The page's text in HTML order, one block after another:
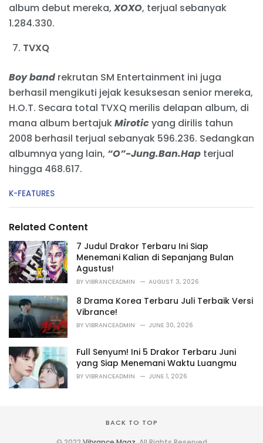
album debut mereka, XOXO, terjual sebanyak
1.284.330.
TVXQ
Boy band rekrutan SM Entertainment ini juga
berhasil mengikuti jejak kesuksesan senior mereka,
H.O.T. Secara total TVXQ merilis delapan album, di
mana album bertajukMiroticyang dirilis tahun
2008 berhasil terjual sebanyak 596.236. Sedangkan
albumnya yang lain, “O”-Jung.Ban.Hap terjual
hingga 468.617.
C
e
o
r
i
e
:
K-FEATURES
Related Content
7 Judul Drakor Terbaru Ini Siap
Menemani Kalian di Sepanjang Bulan
Agustus!
BY VIBRANCEADMIN AUGUST 3, 2026
8 Drama Korea Terbaru Juli Terbaik Versi
Vibrance!
BY VIBRANCEADMIN JUNE 30, 2026
Full Senyum! Ini 5 Drakor Terbaru Juni
yang Siap Menemani Waktu Luangmu
BY VIBRANCEADMIN JUNE 1, 2026
BACK TO TOP